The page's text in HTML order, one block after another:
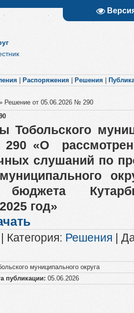
Распоряжения Решения
Решение от 05.06.2026 № 290
Тобольского
«О
слушаний по
бюджета
год»
| Категория: Решения |
муниципального округа
публикации: 05.06.2026